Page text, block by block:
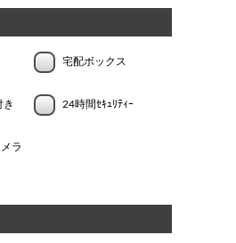
宅配ボックス
き 24時間ｾｷｭﾘﾃｨｰ
ラ